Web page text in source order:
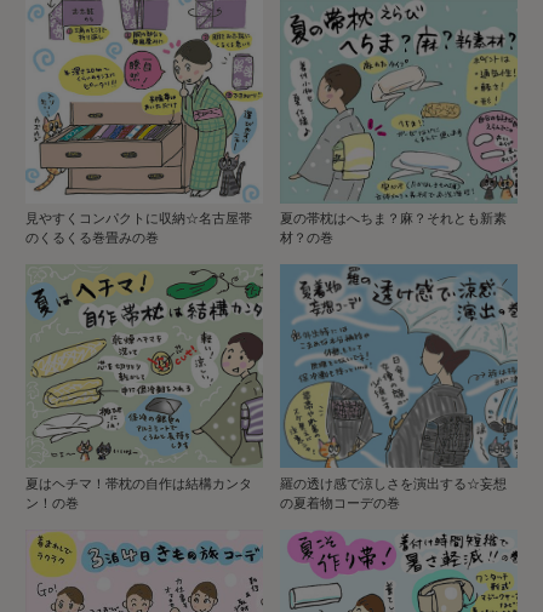
見やすくコンパクトに収納☆名古屋帯
のくるくる巻畳みの巻
夏の帯枕はへちま？麻？それとも新素
材？の巻
夏はヘチマ！帯枕の自作は結構カンタ
ン！の巻
羅の透け感で涼しさを演出する☆妄想
の夏着物コーデの巻